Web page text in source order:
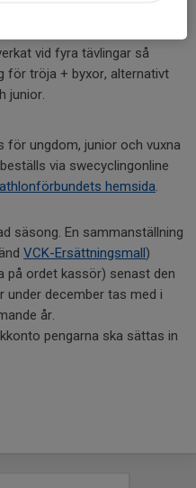
vid fyra tävlingar så
för tröja + byxor, alternativt
junior.
för ungdom, junior och vuxna
via swecyclingonline
hemsida.
säsong. En sammanställning
VCK-Ersättningsmall)
på ordet kassör) senast den
under december tas med i
år.
pengarna ska sättas in